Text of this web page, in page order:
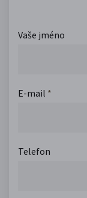
Vaše jméno
E-mail *
Telefon